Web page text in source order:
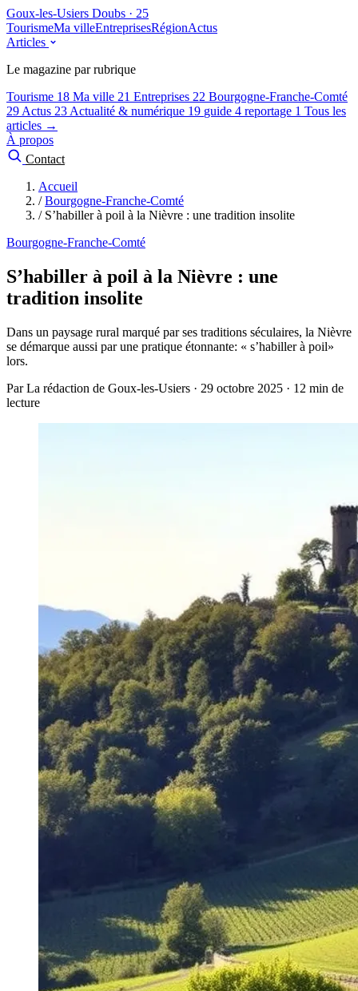
Goux-les-Usiers Doubs · 25
TourismeMa villeEntreprisesRégionActus
Articles
Le magazine par rubrique
Tourisme 18 Ma ville 21 Entreprises 22 Bourgogne-Franche-Comté
29 Actus 23 Actualité & numérique 19 guide 4 reportage 1 Tous les
articles →
À propos
Contact
Accueil
/ Bourgogne-Franche-Comté
/ S’habiller à poil à la Nièvre : une tradition insolite
Bourgogne-Franche-Comté
S’habiller à poil à la Nièvre : une
tradition insolite
Dans un paysage rural marqué par ses traditions séculaires, la Nièvre
se démarque aussi par une pratique étonnante: « s’habiller à poil»
lors.
Par La rédaction de Goux-les-Usiers · 29 octobre 2025 · 12 min de
lecture